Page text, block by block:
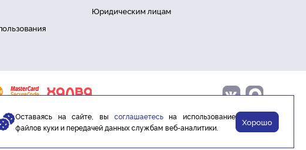
Юридическим лицам
Оставаясь на сайте, вы соглашаетесьна использование
файлов куки и передачей данных службам веб-аналитики.
Хорошо